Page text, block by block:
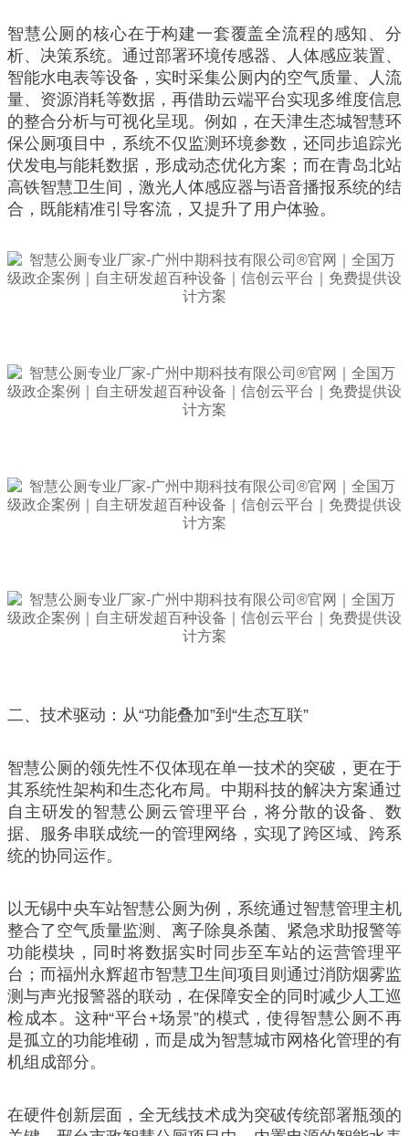
智慧公厕的核心在于构建一套覆盖全流程的感知、分
析、决策系统。通过部署环境传感器、人体感应装置、
智能水电表等设备，实时采集公厕内的空气质量、人流
量、资源消耗等数据，再借助云端平台实现多维度信息
的整合分析与可视化呈现。例如，在天津生态城智慧环
保公厕项目中，系统不仅监测环境参数，还同步追踪光
伏发电与能耗数据，形成动态优化方案；而在青岛北站
高铁智慧卫生间，激光人体感应器与语音播报系统的结
合，既能精准引导客流，又提升了用户体验。
二、技术驱动：从“功能叠加”到“生态互联”
智慧公厕的领先性不仅体现在单一技术的突破，更在于
其系统性架构和生态化布局。中期科技的解决方案通过
自主研发的智慧公厕云管理平台，将分散的设备、数
据、服务串联成统一的管理网络，实现了跨区域、跨系
统的协同运作。
以无锡中央车站智慧公厕为例，系统通过智慧管理主机
整合了空气质量监测、离子除臭杀菌、紧急求助报警等
功能模块，同时将数据实时同步至车站的运营管理平
台；而福州永辉超市智慧卫生间项目则通过消防烟雾监
测与声光报警器的联动，在保障安全的同时减少人工巡
检成本。这种“平台+场景”的模式，使得智慧公厕不再
是孤立的功能堆砌，而是成为智慧城市网格化管理的有
机组成部分。
在硬件创新层面，全无线技术成为突破传统部署瓶颈的